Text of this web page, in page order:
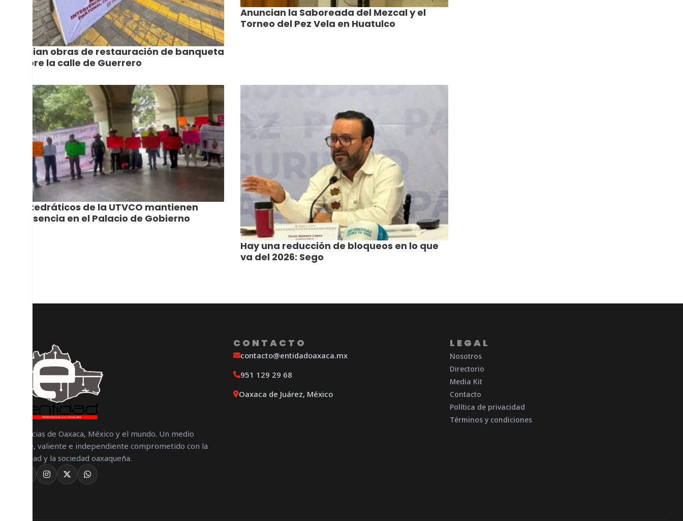
Inician obras de restauración de banqueta
sobre la calle de Guerrero
Anuncian la Saboreada del Mezcal y el
Torneo del Pez Vela en Huatulco
Catedráticos de la UTVCO mantienen
presencia en el Palacio de Gobierno
Hay una reducción de bloqueos en lo que
va del 2026: Sego
Noticias de Oaxaca, México y el mundo. Un medio
libre, valiente e independiente comprometido con la
verdad y la sociedad oaxaqueña.
CONTACTO
contacto@entidadoaxaca.mx
951 129 29 68
Oaxaca de Juárez, México
LEGAL
Nosotros
Directorio
Media Kit
Contacto
Política de privacidad
Términos y condiciones